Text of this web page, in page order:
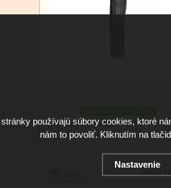
Doručenie: v pondelok 10.08.2026(viac
Cena:
používajú súbory cookies, ktoré
nám to povoliť. Kliknutím na
Nastavenie